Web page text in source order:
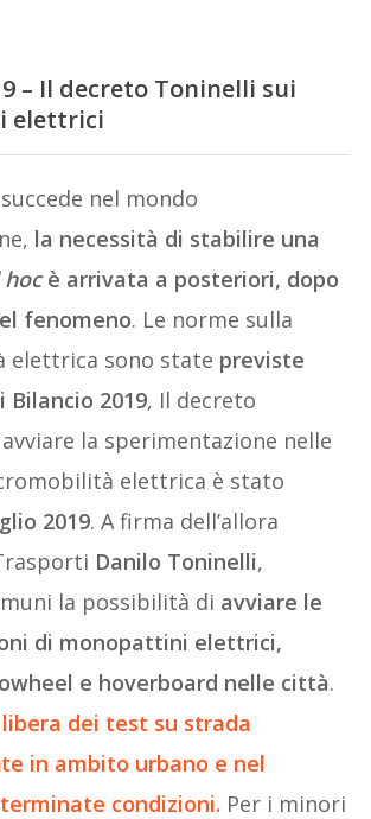
– Il decreto Toninelli sui
elettrici
nel mondo
la necessità di stabilire una
hocè arrivata a posteriori, dopo
fenomeno. Le norme sulla
elettrica sono state previste
Bilancio 2019, Il decreto
la sperimentazione nelle
elettrica è stato
2019. A firma dell’allora
Danilo Toninelli,
la possibilità di avviare le
di monopattini elettrici,
e hoverboard nelle città.
dei test su strada
in ambito urbano e nel
condizioni. Per i minori